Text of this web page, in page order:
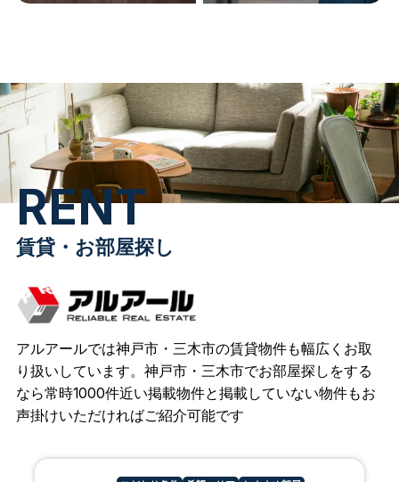
RENT
賃貸・お部屋探し
アルアールでは神戸市・三木市の賃貸物件も幅広くお取
り扱いしています。神戸市・三木市でお部屋探しをする
なら常時1000件近い掲載物件と掲載していない物件もお
声掛けいただければご紹介可能です